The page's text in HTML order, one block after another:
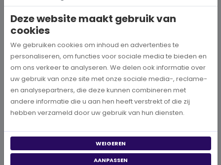
wereld, neem je een prachtig besluit. Jouw donatie kan het ve...
Deze website maakt gebruik van
cookies
We gebruiken cookies om inhoud en advertenties te
personaliseren, om functies voor sociale media te bieden en
om ons verkeer te analyseren. We delen ook informatie over
uw gebruik van onze site met onze sociale media-, reclame-
en analysepartners, die deze kunnen combineren met
andere informatie die u aan hen heeft verstrekt of die zij
hebben verzameld door uw gebruik van hun diensten.
WEIGEREN
AANPASSEN